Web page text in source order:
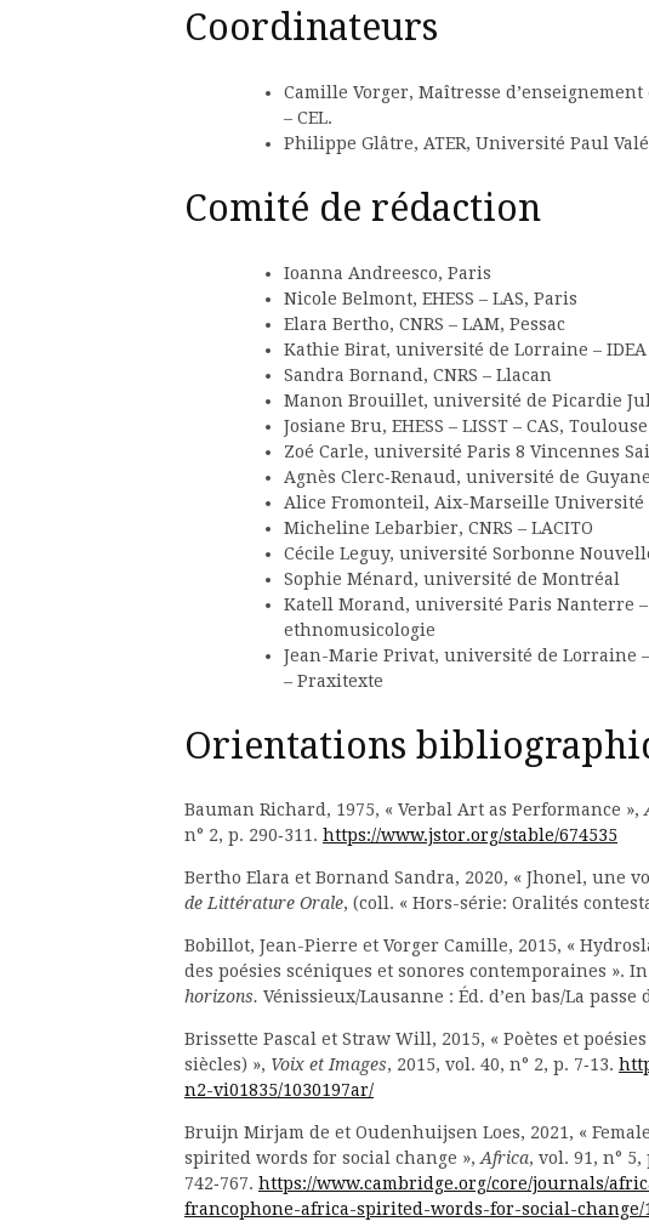
Coordinateurs
Camille Vorger, Maîtresse
– CEL.
Philippe Glâtre, ATER, Université Paul
Comité de rédaction
Ioanna Andreesco, Paris
Nicole Belmont, EHESS – LAS, Paris
Elara Bertho, CNRS – LAM, Pessac
Kathie Birat, université de Lorraine – IDEA
Sandra Bornand, CNRS – Llacan
Manon Brouillet, université de Picardie
Josiane Bru, EHESS – LISST – CAS, Toulouse
Zoé Carle, université Paris 8 Vincennes
Agnès Clerc‑Renaud, université de Guyane
Alice Fromonteil, Aix-Marseille Université –
Micheline Lebarbier, CNRS – LACITO
Cécile Leguy, université Sorbonne
Sophie Ménard, université de Montréal
Katell Morand, université Paris Nanterre –
ethnomusicologie
Jean-Marie Privat, université de Lorraine
– Praxitexte
Orientations
Bauman Richard, 1975, « Verbal Art as Performance »,
n° 2, p. 290‑311. https://www.jstor.org/stable/674535
Bertho Elara et Bornand Sandra, 2020, « Jhonel, une
de Littérature Orale, (coll. « Hors-série: Oralités
Bobillot, Jean-Pierre et Vorger Camille, 2015, «
des poésies scéniques et sonores contemporaines ». In
horizons. Vénissieux/Lausanne : Éd. d’en bas/La passe
Brissette Pascal et Straw Will, 2015, « Poètes et
siècles) », Voix et Images, 2015, vol. 40, n° 2, p. 7‑13.
n2-vi01835/1030197ar/
Bruijn Mirjam de et Oudenhuijsen Loes, 2021, «
spirited words for social change »,Africa, vol. 91, n° 5,
742‑767. https://www.cambridge.org/core/journals/
francophone-africa-spirited-words-for-social-change/